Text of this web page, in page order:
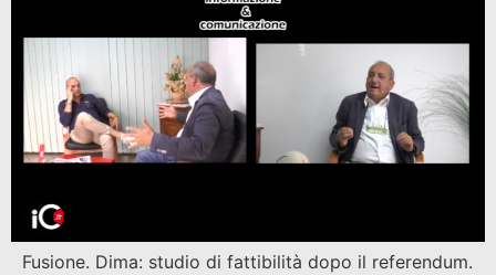
Fusione. Dima: studio di fattibilità dopo il referendum.